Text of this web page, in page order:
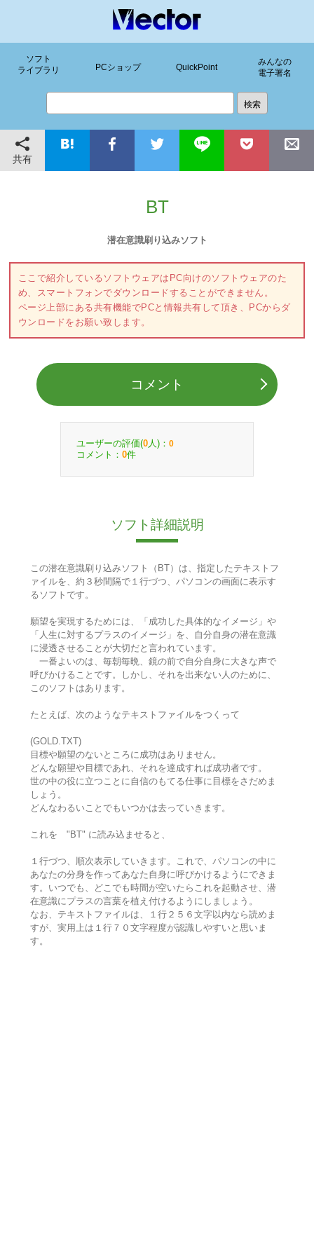
ソフト
ライブラリ
PCショップ QuickPoint
みんなの
電子署名
共有
BT
潜在意識刷り込みソフト
ここで紹介しているソフトウェアはPC向けのソフトウェアのた
め、スマートフォンでダウンロードすることができません。
ページ上部にある共有機能でPCと情報共有して頂き、PCからダ
ウンロードをお願い致します。
コメント
ユーザーの評価(0 人)： 0
コメント： 0件
ソフト詳細説明
この潜在意識刷り込みソフト（BT）は、指定したテキストフ
ァイルを、約３秒間隔で１行づつ、パソコンの画面に表示す
るソフトです。
願望を実現するためには、「成功した具体的なイメージ」や
「人生に対するプラスのイメージ」を、自分自身の潜在意識
に浸透させることが大切だと言われています。
一番よいのは、毎朝毎晩、鏡の前で自分自身に大きな声で
呼びかけることです。しかし、それを出来ない人のために、
このソフトはあります。
たとえば、次のようなテキストファイルをつくって
(GOLD.TXT)
目標や願望のないところに成功はありません。
どんな願望や目標であれ、それを達成すれば成功者です。
世の中の役に立つことに自信のもてる仕事に目標をさだめま
しょう。
どんなわるいことでもいつかは去っていきます。
これを "BT" に読み込ませると、
１行づつ、順次表示していきます。これで、パソコンの中に
あなたの分身を作ってあなた自身に呼びかけるようにできま
す。いつでも、どこでも時間が空いたらこれを起動させ、潜
在意識にプラスの言葉を植え付けるようにしましょう。
なお、テキストファイルは、１行２５６文字以内なら読めま
すが、実用上は１行７０文字程度が認識しやすいと思いま
す。